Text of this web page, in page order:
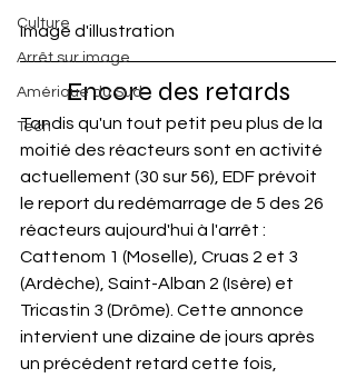
Culture
Arrêt sur image
Amérique du Sud
Tech
Image d'illustration
Encore des retards
Tandis qu'un tout petit peu plus de la
moitié des réacteurs sont en activité
actuellement (30 sur 56), EDF prévoit
le report du redémarrage de 5 des 26
réacteurs aujourd'hui à l'arrêt :
Cattenom 1 (Moselle), Cruas 2 et 3
(Ardèche), Saint-Alban 2 (Isère) et
Tricastin 3 (Drôme). Cette annonce
intervient une dizaine de jours après
un précédent retard cette fois,